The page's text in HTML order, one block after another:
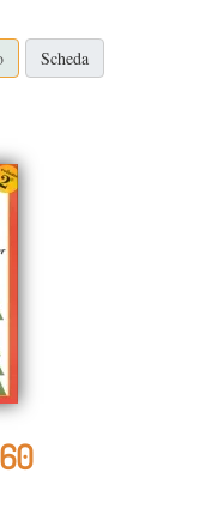
Scheda